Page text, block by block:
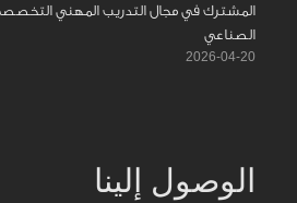
المشترك في مجال التدريب المهني
الصناعي
2026-04-20
الوصول إلينا